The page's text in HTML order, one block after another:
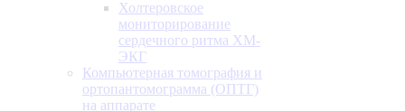
Холтеровское
мониторирование
сердечного ритма ХМ-
ЭКГ
Компьютерная томография и
ортопантомограмма (ОПТГ)
на аппарате